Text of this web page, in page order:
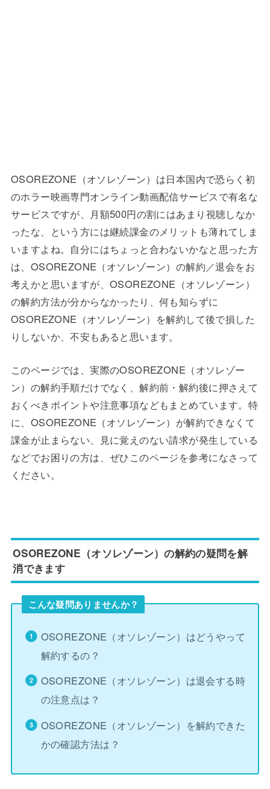
OSOREZONE（オソレゾーン）は日本国内で恐らく初
のホラー映画専門オンライン動画配信サービスで有名な
サービスですが、月額500円の割にはあまり視聴しなか
ったな、という方には継続課金のメリットも薄れてしま
いますよね。自分にはちょっと合わないかなと思った方
は、OSOREZONE（オソレゾーン）の解約／退会をお
考えかと思いますが、OSOREZONE（オソレゾーン）
の解約方法が分からなかったり、何も知らずに
OSOREZONE（オソレゾーン）を解約して後で損した
りしないか、不安もあると思います。
このページでは、実際のOSOREZONE（オソレゾー
ン）の解約手順だけでなく、解約前・解約後に押さえて
おくべきポイントや注意事項などもまとめています。特
に、OSOREZONE（オソレゾーン）が解約できなくて
課金が止まらない、見に覚えのない請求が発生している
などでお困りの方は、ぜひこのページを参考になさって
ください。
OSOREZONE（オソレゾーン）の解約の疑問を解
消できます
こんな疑問ありませんか？
OSOREZONE（オソレゾーン）はどうやって
解約するの？
OSOREZONE（オソレゾーン）は退会する時
の注意点は？
OSOREZONE（オソレゾーン）を解約できた
かの確認方法は？